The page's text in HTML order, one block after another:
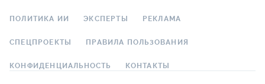
ПОЛИТИКА ИИ ЭКСПЕРТЫ РЕКЛАМА
СПЕЦПРОЕКТЫ ПРАВИЛА ПОЛЬЗОВАНИЯ
КОНФИДЕНЦИАЛЬНОСТЬ КОНТАКТЫ